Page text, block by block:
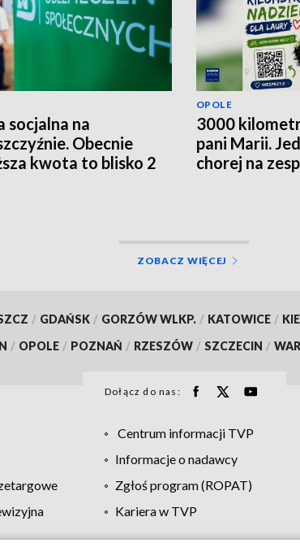
socjalna na
Obecnie
kwota to blisko 2
OPOLE
3000
pani Marii.
chorej na
ZOBACZ WIĘCEJ
/ GDAŃSK / GORZÓW WLKP. / KATOWICE /
/ OPOLE / POZNAŃ / RZESZÓW / SZCZECIN /
Dołącz do nas:
Centrum informacji TVP
Informacje o nadawcy
Zgłoś program (ROPAT)
Kariera w TVP